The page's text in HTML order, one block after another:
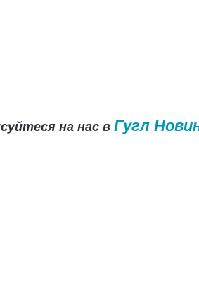
на нас в Гугл